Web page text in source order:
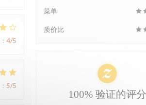
: 4/5
: 5/5
菜单
质价比
100% 验证的评分